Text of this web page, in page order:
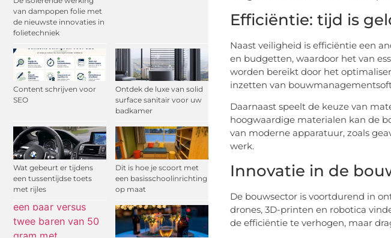
van dampopen folie met
de nieuwste innovaties in
folietechniek
Content schrijven voor
SEO
Ontdek de luxe van solid
surface sanitair voor uw
badkamer
Wat gebeurt er tijdens
een tussentijdse toets
met rijles
Dit is hoe je scoort met
een basisschoolinrichting
op maat
Efficiëntie: tijd is
Naast veiligheid is efficiëntie een
en budgetten, waardoor het van
worden bereikt door het
inzetten van
Daarnaast speelt de keuze van
hoogwaardige materialen kan de
van moderne apparatuur, zoals
werk.
Innovatie in de
De bouwsector is voortdurend in
drones, 3D-printen en robotica
de efficiëntie te verhogen, maar